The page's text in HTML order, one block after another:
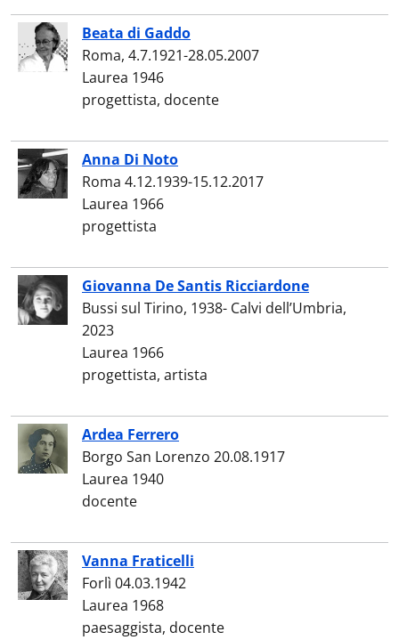
Beata di Gaddo
Roma, 4.7.1921-28.05.2007
Laurea 1946
progettista, docente
Anna Di Noto
Roma 4.12.1939-15.12.2017
Laurea 1966
progettista
Giovanna De Santis Ricciardone
Bussi sul Tirino, 1938- Calvi dell’Umbria,
2023
Laurea 1966
progettista, artista
Ardea Ferrero
Borgo San Lorenzo 20.08.1917
Laurea 1940
docente
Vanna Fraticelli
Forlì 04.03.1942
Laurea 1968
paesaggista, docente